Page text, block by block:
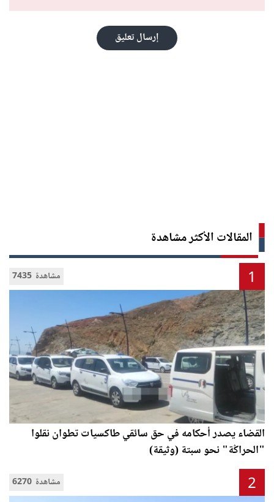
إرسال تعليق
المقالات الأكثر مشاهدة
7435 مشاهدة 1
القضاء يصدر أحكامه في حق سائقي طاكسيات تطوان نقلوا
"الحراݣة" نحو سبتة (وثيقة)
6270 مشاهدة 2